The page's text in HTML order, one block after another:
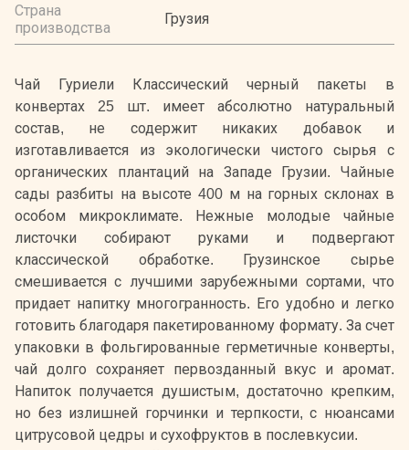
Страна
производства
Грузия
Чай Гуриели Классический черный пакеты в
конвертах 25 шт. имеет абсолютно натуральный
состав, не содержит никаких добавок и
изготавливается из экологически чистого сырья с
органических плантаций на Западе Грузии. Чайные
сады разбиты на высоте 400 м на горных склонах в
особом микроклимате. Нежные молодые чайные
листочки собирают руками и подвергают
классической обработке. Грузинское сырье
смешивается с лучшими зарубежными сортами, что
придает напитку многогранность. Его удобно и легко
готовить благодаря пакетированному формату. За счет
упаковки в фольгированные герметичные конверты,
чай долго сохраняет первозданный вкус и аромат.
Напиток получается душистым, достаточно крепким,
но без излишней горчинки и терпкости, с нюансами
цитрусовой цедры и сухофруктов в послевкусии.